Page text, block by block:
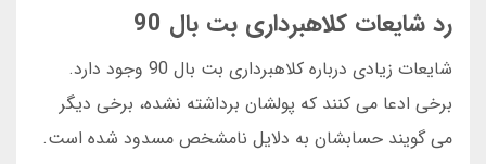
رد شایعات کلاهبرداری بت بال 90
شایعات زیادی درباره کلاهبرداری بت بال 90 وجود دارد.
برخی ادعا می کنند که پولشان برداشته نشده، برخی دیگر
می گویند حسابشان به دلایل نامشخص مسدود شده است.